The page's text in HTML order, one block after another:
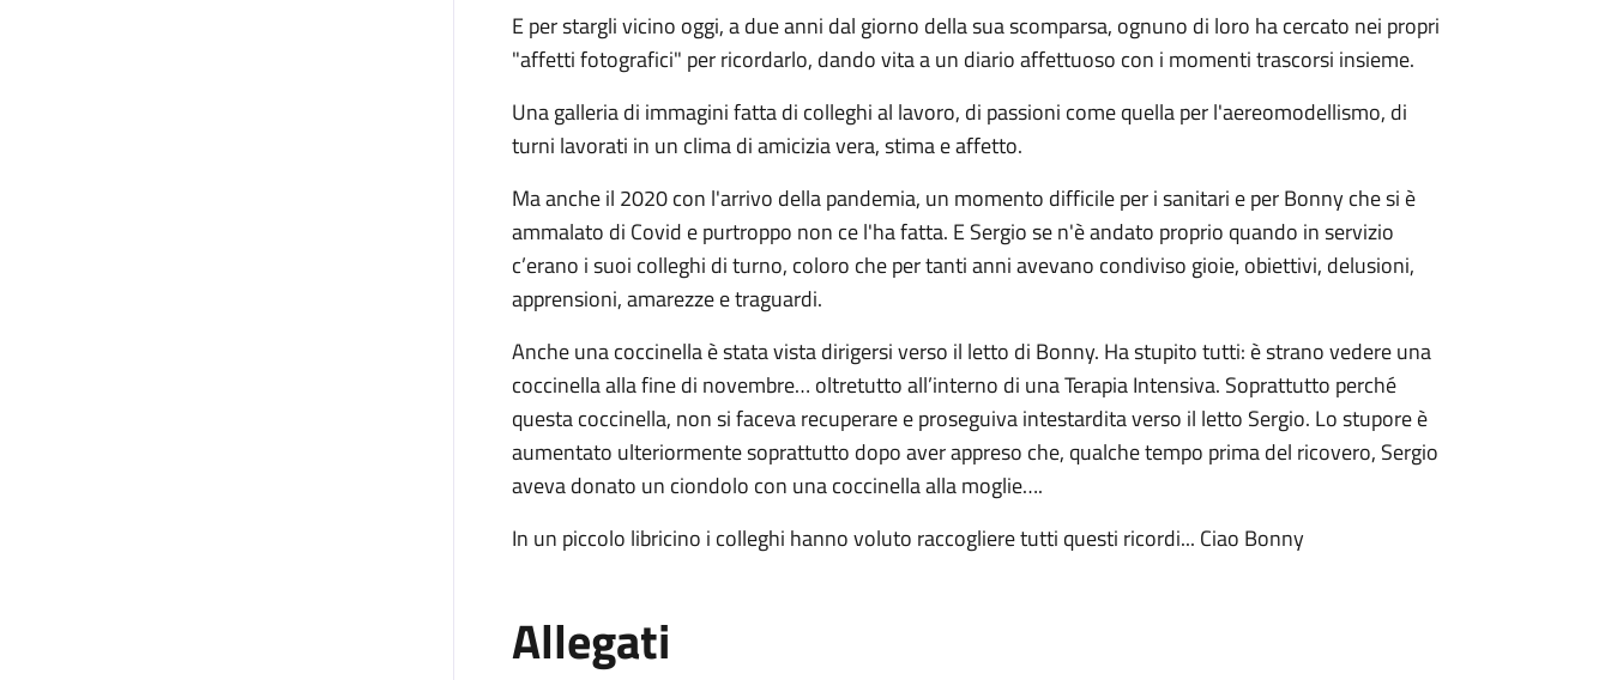
E per stargli vicino oggi, a due anni dal giorno della sua scomparsa, ognuno di loro ha cercato nei propri
"affetti fotografici" per ricordarlo, dando vita a un diario affettuoso con i momenti trascorsi insieme.
Una galleria di immagini fatta di colleghi al lavoro, di passioni come quella per l'aereomodellismo, di
turni lavorati in un clima di amicizia vera, stima e affetto.
Ma anche il 2020 con l'arrivo della pandemia, un momento difficile per i sanitari e per Bonny che si è
ammalato di Covid e purtroppo non ce l'ha fatta. E Sergio se n'è andato proprio quando in servizio
c’erano i suoi colleghi di turno, coloro che per tanti anni avevano condiviso gioie, obiettivi, delusioni,
apprensioni, amarezze e traguardi.
Anche una coccinella è stata vista dirigersi verso il letto di Bonny. Ha stupito tutti: è strano vedere una
coccinella alla fine di novembre… oltretutto all’interno di una Terapia Intensiva. Soprattutto perché
questa coccinella, non si faceva recuperare e proseguiva intestardita verso il letto Sergio. Lo stupore è
aumentato ulteriormente soprattutto dopo aver appreso che, qualche tempo prima del ricovero, Sergio
aveva donato un ciondolo con una coccinella alla moglie….
In un piccolo libricino i colleghi hanno voluto raccogliere tutti questi ricordi... Ciao Bonny
Allegati